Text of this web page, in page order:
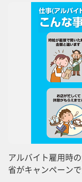
アルバイト雇用時
省がキャンペーン